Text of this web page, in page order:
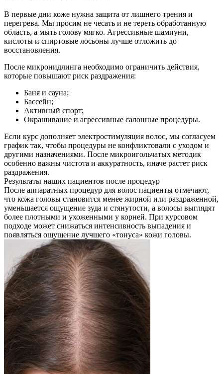
В первые дни коже нужна защита от лишнего трения и
перегрева. Мы просим не чесать и не тереть обработанную
область, а мыть голову мягко. Агрессивные шампуни,
кислоты и спиртовые лосьоны лучше отложить до
восстановления.
После микронидлинга необходимо ограничить действия,
которые повышают риск раздражения:
Баня и сауна;
Бассейн;
Активный спорт;
Окрашивание и агрессивные салонные процедуры.
Если курс дополняет электростимуляция волос, мы согласуем
график так, чтобы процедуры не конфликтовали с уходом и
другими назначениями. После микроигольчатых методик
особенно важны чистота и аккуратность, иначе растет риск
раздражения.
Результаты наших пациентов после процедур
После аппаратных процедур для волос пациенты отмечают,
что кожа головы становится менее жирной или раздраженной,
уменьшается ощущение зуда и стянутости, а волосы выглядят
более плотными и ухоженными у корней. При курсовом
подходе может снижаться интенсивность выпадения и
появляться ощущение лучшего «тонуса» кожи головы.